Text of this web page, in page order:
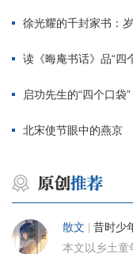
徐光耀的千封家书：
读《晦庵书话》品“四
启功先生的“四个口袋”
北宋使节眼中的燕京
散文 昔时少
本文以乡土童